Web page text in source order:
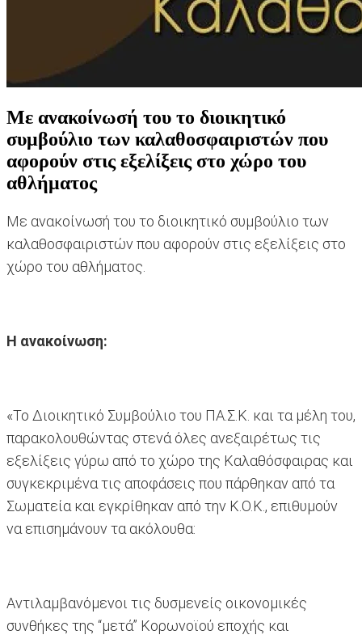
Με ανακοίνωσή του το διοικητικό
συμβούλιο των καλαθοσφαιριστών που
αφορούν στις εξελίξεις στο χώρο του
αθλήματος
Με ανακοίνωσή του το διοικητικό συμβούλιο των
καλαθοσφαιριστών που αφορούν στις εξελίξεις στο
χώρο του αθλήματος.
Η ανακοίνωση:
«Το Διοικητικό Συμβούλιο του ΠΑ.Σ.Κ. και τα μέλη του,
παρακολουθώντας στενά όλες ανεξαιρέτως τις
εξελίξεις γύρω από το χώρο της Καλαθόσφαιρας και
συγκεκριμένα τις αποφάσεις που πάρθηκαν από τα
Σωματεία και εγκρίθηκαν από την Κ.Ο.Κ., επιθυμούν
να επισημάνουν τα ακόλουθα:
Αντιλαμβανόμενοι τις δυσμενείς οικονομικές
συνθήκες της “μετά” Κορωνοϊού εποχής και